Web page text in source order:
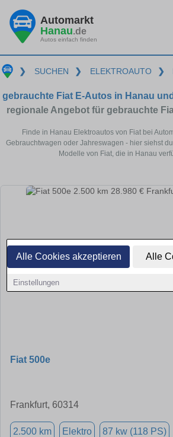
Alle Cookies akzeptieren Alle
Einstellungen
Automarkt
Hanau.de
Autos einfach finden
❯ SUCHEN ❯ ELEKTROAUTO ❯
gebrauchte Fiat E-Autos in Hanau
regionale Angebot für gebrauchte
Finde in Hanau Elektroautos von Fiat bei
Gebrauchtwagen oder Jahreswagen - hier siehst
Modelle von Fiat, die in Hanau
Fiat 500e
Frankfurt, 60314
2.500 km Elektro 87 kw (118 PS)